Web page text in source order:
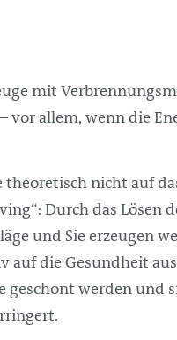
mit
allem, wenn die
nicht auf
Durch das Lösen
und Sie erzeugen
auf die Gesundheit
geschont werden und